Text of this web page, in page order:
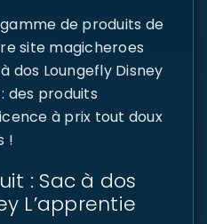
de produits de
site magicheroes
dos Loungefly Disney
des produits
à prix tout doux
!
: Sac à dos
L’apprentie